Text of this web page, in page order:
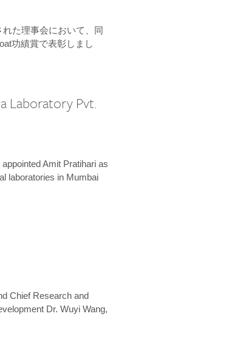
た理事会において、同
功績賞で表彰しまし
Laboratory Pvt.
Amit Pratihari as
laboratories in Mumbai
Chief Research and
Dr. Wuyi Wang,